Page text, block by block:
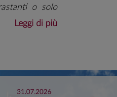
o solo
delle
di
grazie alla
Leggi di più
31.07.2026